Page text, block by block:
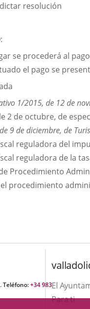
resolución
se procederá al
el pago se
1/2015, de 12 de
2 de octubre, de
9 de diciembre, de
reguladora del
reguladora de la
Procedimiento
procedimiento
Teléfono:+34 983El
Para ti